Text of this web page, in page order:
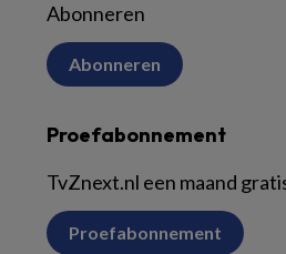
Abonneren
Abonneren
Proefabonnement
TvZnext.nl een maand
Proefabonnement